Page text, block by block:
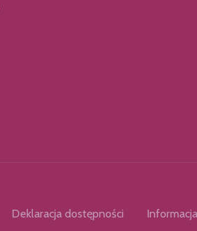
Deklaracja dostępności